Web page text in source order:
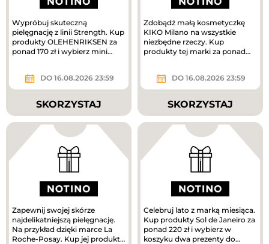
Wypróbuj skuteczną
pielęgnację z linii Strength. Kup
produkty OLEHENRIKSEN za
ponad 170 zł i wybierz mini
DO 16.08.2026 23:59
SKORZYSTAJ
Zdobądź małą kosmetyczkę
KIKO Milano na wszystkie
niezbędne rzeczy. Kup
produkty tej marki za ponad
DO 16.08.2026 23:59
SKORZYSTAJ
Zapewnij swojej skórze
najdelikatniejszą pielęgnację.
Na przykład dzięki marce La
Roche-Posay. Kup jej produkty
Celebruj lato z marką miesiąca.
Kup produkty Sol de Janeiro za
ponad 220 zł i wybierz w
koszyku dwa prezenty do